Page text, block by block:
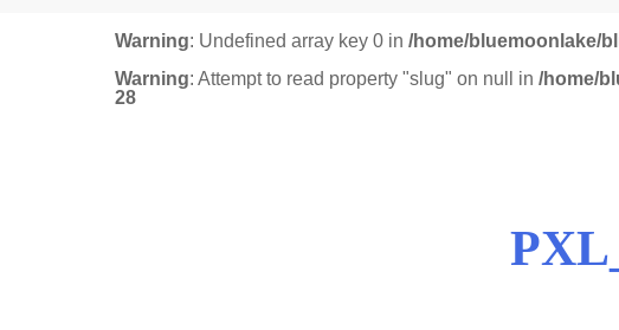
Warning: Undefined array key 0 in /home/bluemoonlake/
Warning: Attempt to read property "slug" on null in /home/
28